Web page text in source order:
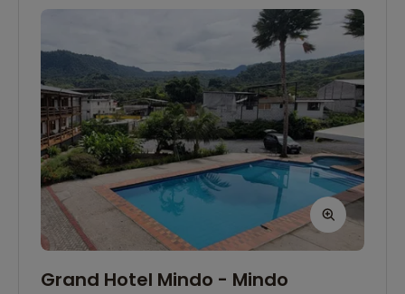
Grand Hotel Mindo - Mindo